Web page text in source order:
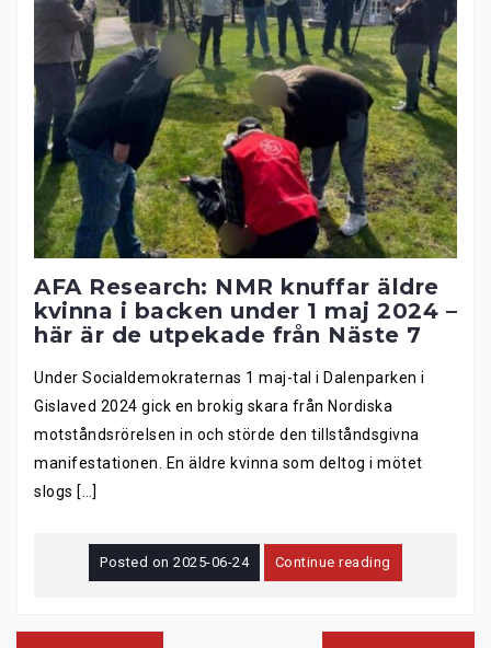
AFA Research: NMR knuffar äldre
kvinna i backen under 1 maj 2024 –
här är de utpekade från Näste 7
Under Socialdemokraternas 1 maj-tal i Dalenparken i
Gislaved 2024 gick en brokig skara från Nordiska
motståndsrörelsen in och störde den tillståndsgivna
manifestationen. En äldre kvinna som deltog i mötet
slogs […]
Posted on2025-06-24 Continue reading